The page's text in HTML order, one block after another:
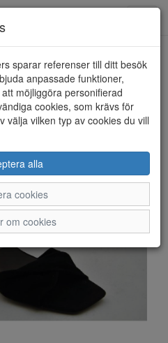
sparar referenser till ditt besök
anpassade funktioner,
möjliggöra personifierad
cookies, som krävs för
välja vilken typ av cookies du vill
alla
cookies
om cookies